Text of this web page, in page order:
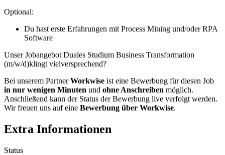
Optional:
Du hast erste Erfahrungen mit Process Mining und/oder RPA
Software
Unser Jobangebot Duales Studium Business Transformation
(m/w/d)klingt vielversprechend?
Bei unserem PartnerWorkwise ist eine Bewerbung für diesen Job
in nur wenigen Minuten und ohne Anschreiben möglich.
Anschließend kann der Status der Bewerbung live verfolgt werden.
Wir freuen uns auf eine Bewerbung über Workwise.
Extra Informationen
Status